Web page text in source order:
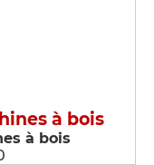
à bois
à bois